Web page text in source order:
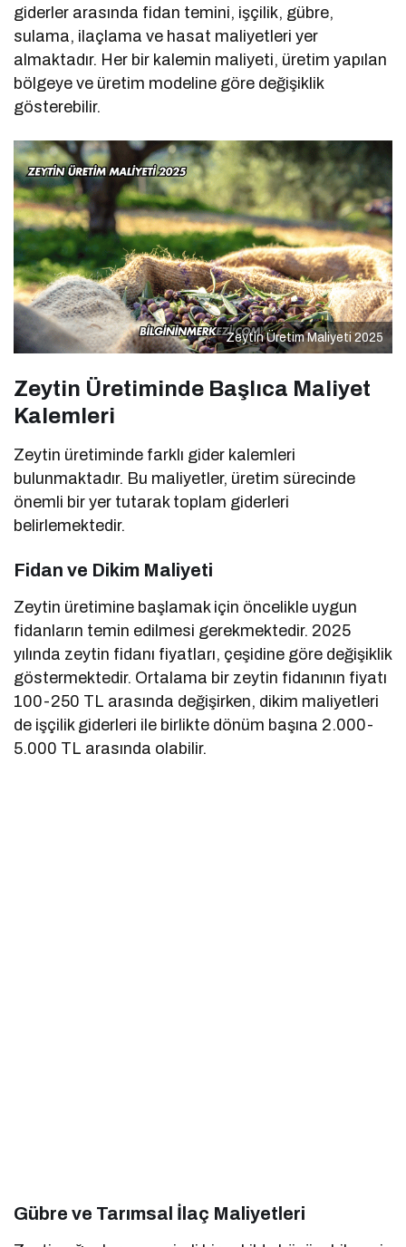
giderler arasında fidan temini, işçilik, gübre,
sulama, ilaçlama ve hasat maliyetleri yer
almaktadır. Her bir kalemin maliyeti, üretim yapılan
bölgeye ve üretim modeline göre değişiklik
gösterebilir.
Zeytin Üretim Maliyeti 2025
Zeytin Üretiminde Başlıca Maliyet
Kalemleri
Zeytin üretiminde farklı gider kalemleri
bulunmaktadır. Bu maliyetler, üretim sürecinde
önemli bir yer tutarak toplam giderleri
belirlemektedir.
Fidan ve Dikim Maliyeti
Zeytin üretimine başlamak için öncelikle uygun
fidanların temin edilmesi gerekmektedir. 2025
yılında zeytin fidanı fiyatları, çeşidine göre değişiklik
göstermektedir. Ortalama bir zeytin fidanının fiyatı
100-250 TL arasında değişirken, dikim maliyetleri
de işçilik giderleri ile birlikte dönüm başına 2.000-
5.000 TL arasında olabilir.
Gübre ve Tarımsal İlaç Maliyetleri